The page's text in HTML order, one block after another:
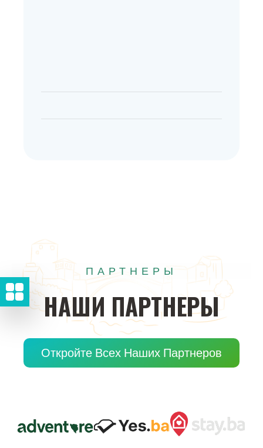
ПАРТНЕРЫ
НАШИ ПАРТНЕРЫ
Откройте Всех Наших Партнеров